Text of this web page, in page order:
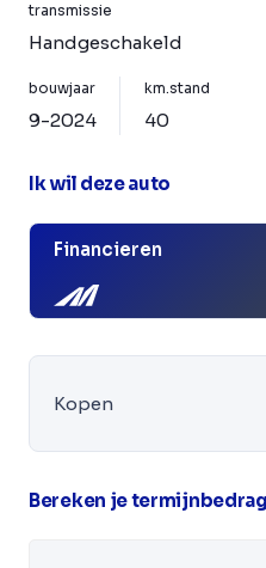
transmissie
Handgeschakeld
bouwjaar
9-2024
km.stand
40
Ik wil deze auto
Financieren
Kopen
Bereken je termijnbedrag